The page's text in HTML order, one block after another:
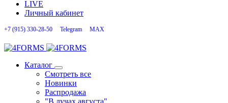
LIVE
Личный кабинет
+7 (915) 330-28-50 Telegram MAX
Каталог
Смотреть все
Новинки
Распродажа
"В лучах августа"